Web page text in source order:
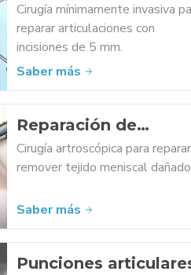
Cirugía mínimamente invasiva
reparar articulaciones con
incisiones de 5 mm.
Saber más
Reparación de
meniscos
Cirugía artroscópica para
remover tejido meniscal
Saber más
Punciones